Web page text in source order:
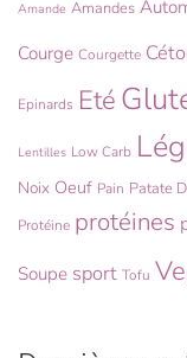
Amande Amandes
Courge Courgette
Epinards Eté
Lentilles Low Carb
Noix Oeuf Pain Patate
Protéine protéines
Soupe sport Tofu